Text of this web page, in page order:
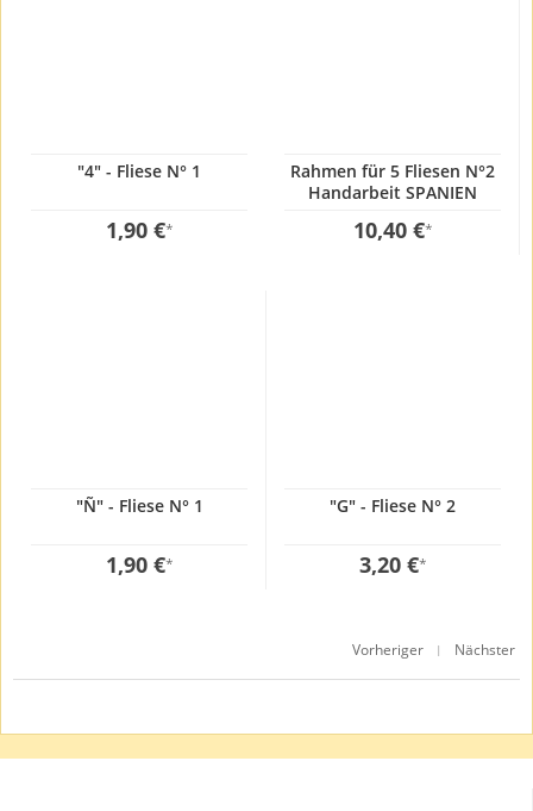
"4" - Fliese N° 1
1,90 €*
Rahmen für 5 Fliesen N°2
Handarbeit SPANIEN
10,40 €*
"Ñ" - Fliese N° 1
1,90 €*
"G" - Fliese N° 2
3,20 €*
Vorheriger | Nächster